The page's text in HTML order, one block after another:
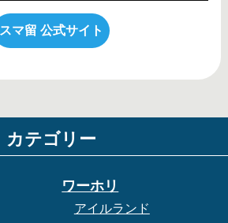
スマ留 公式サイト
カテゴリー
ワーホリ
アイルランド